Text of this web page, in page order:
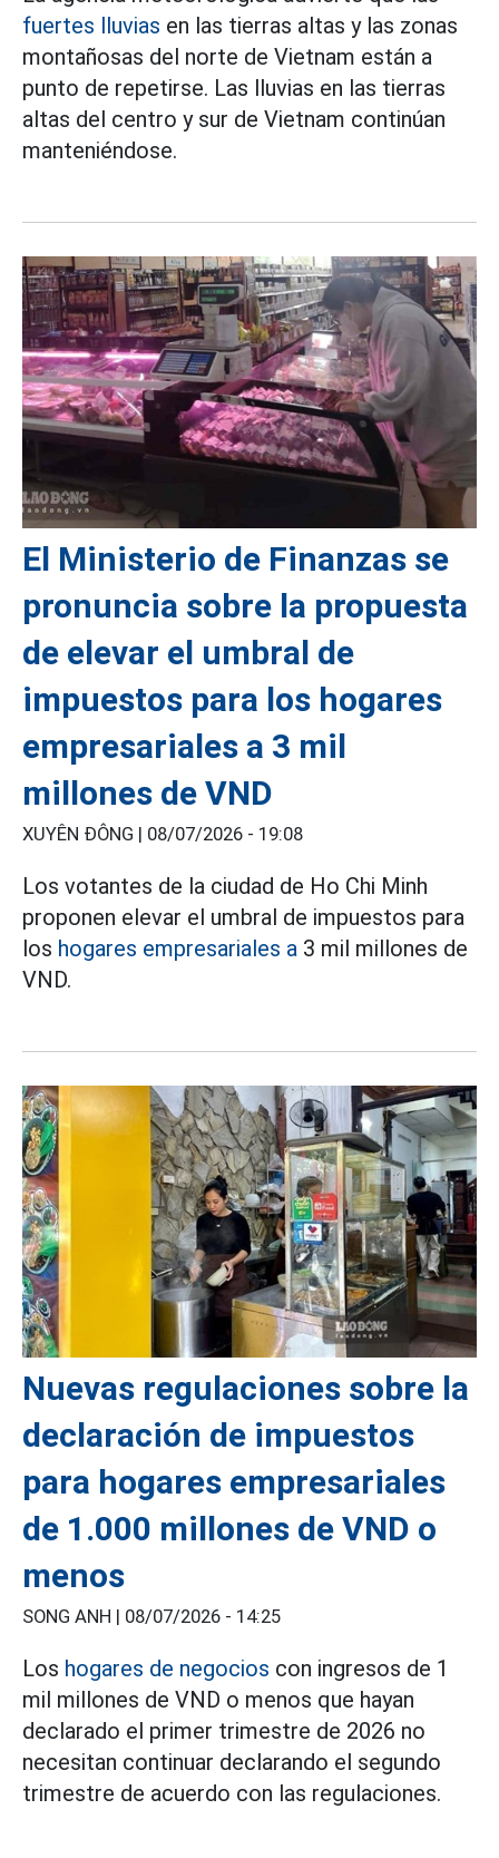
fuertes lluvias en las tierras altas y las zonas
montañosas del norte de Vietnam están a
punto de repetirse. Las lluvias en las tierras
altas del centro y sur de Vietnam continúan
manteniéndose.
El Ministerio de Finanzas se
pronuncia sobre la propuesta
de elevar el umbral de
impuestos para los hogares
empresariales a 3 mil
millones de VND
XUYÊN ĐÔNG | 08/07/2026 - 19:08
Los votantes de la ciudad de Ho Chi Minh
proponen elevar el umbral de impuestos para
los hogares empresariales a 3 mil millones de
VND.
Nuevas regulaciones sobre la
declaración de impuestos
para hogares empresariales
de 1.000 millones de VND o
menos
SONG ANH | 08/07/2026 - 14:25
Los hogares de negocios con ingresos de 1
mil millones de VND o menos que hayan
declarado el primer trimestre de 2026 no
necesitan continuar declarando el segundo
trimestre de acuerdo con las regulaciones.